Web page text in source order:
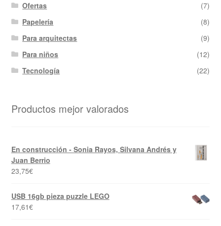
Ofertas
(7)
Papelería
(8)
Para arquitectas
(9)
Para niños
(12)
Tecnología
(22)
Productos mejor valorados
En construcción - Sonia Rayos, Silvana Andrés y
Juan Berrio
23,75€
USB 16gb pieza puzzle LEGO
17,61€